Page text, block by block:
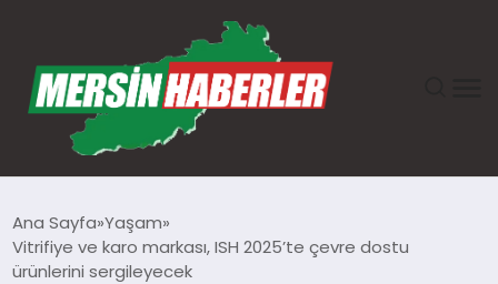
GÜNDEM
Ana Sayfa Yaşam
Vitrifiye ve karo markası, ISH 2025’te çevre dostu
ürünlerini sergileyecek